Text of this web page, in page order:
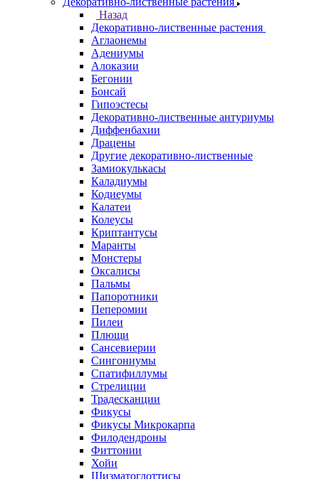
Назад
Декоративно-лиственные растения
Аглаонемы
Адениумы
Алоказии
Бегонии
Бонсай
Гипоэстесы
Декоративно-лиственные антуриумы
Диффенбахии
Драцены
Другие декоративно-лиственные
Замиокулькасы
Каладиумы
Кодиеумы
Калатеи
Колеусы
Криптантусы
Маранты
Монстеры
Оксалисы
Пальмы
Папоротники
Пеперомии
Пилеи
Плющи
Сансевиерии
Сингониумы
Спатифиллумы
Стрелиции
Традесканции
Фикусы
Фикусы Микрокарпа
Филодендроны
Фиттонии
Хойи
Шизматоглоттисы